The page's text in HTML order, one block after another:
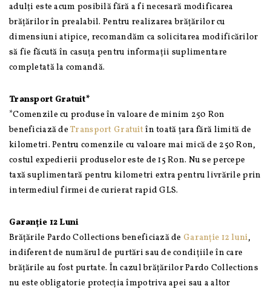
adulți este acum posibilă fără a fi necesară modificarea
brățărilor în prealabil. Pentru realizarea brățărilor cu
dimensiuni atipice, recomandăm ca solicitarea modificărilor
să fie făcută în casuța pentru informații suplimentare
completată la comandă.
Transport Gratuit*
*Comenzile cu produse în valoare de minim 250 Ron
beneficiază deTransport Gratuitîn toată țara fără limită de
kilometri. Pentru comenzile cu valoare mai mică de 250 Ron,
costul expedierii produselor este de 15 Ron. Nu se percepe
taxă suplimentară pentru kilometri extra pentru livrările prin
intermediul firmei de curierat rapid GLS.
Garanție 12 Luni
Brățările Pardo Collections beneficiază de Garanție 12 luni,
indiferent de numărul de purtări sau de condițiile în care
brățările au fost purtate. În cazul brățărilor Pardo Collections
nu este obligatorie protecția împotriva apei sau a altor